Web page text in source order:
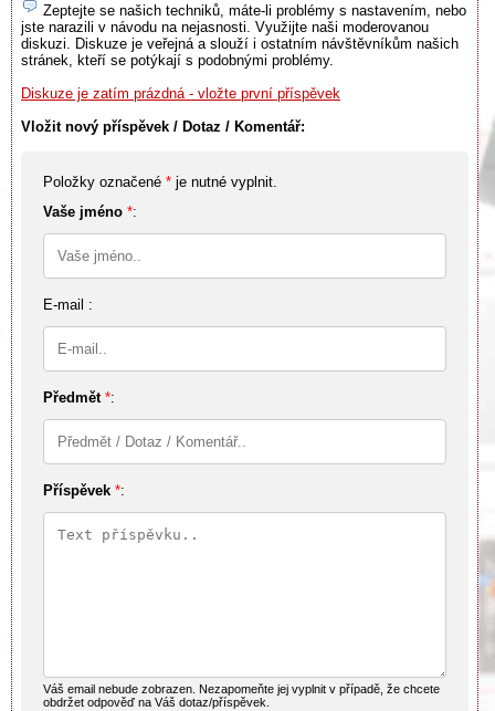
Zeptejte se našich techniků, máte-li problémy s nastavením, nebo
jste narazili v návodu na nejasnosti. Využijte naši moderovanou
diskuzi. Diskuze je veřejná a slouží i ostatním návštěvníkům našich
stránek, kteří se potýkají s podobnými problémy.
Diskuze je zatím prázdná - vložte první příspěvek
Vložit nový příspěvek / Dotaz / Komentář:
Položky označené * je nutné vyplnit.
Vaše jméno *:
E-mail :
Předmět *:
Příspěvek *:
Váš email nebude zobrazen. Nezapomeňte jej vyplnit v případě, že chcete
obdržet odpověď na Váš dotaz/příspěvek.